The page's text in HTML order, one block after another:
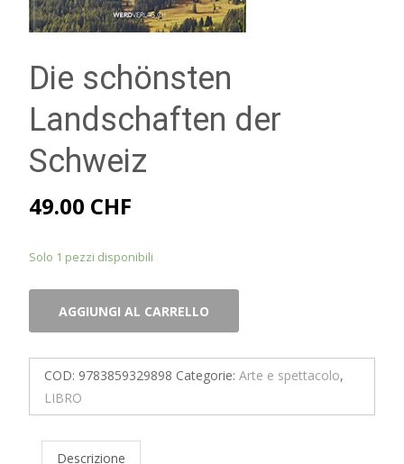
Die schönsten
Landschaften der
Schweiz
49.00 CHF
Solo 1 pezzi disponibili
schönsten
Schweiz
quantità
AGGIUNGI AL CARRELLO
COD: 9783859329898 Categorie: Arte e spettacolo,
LIBRO
Descrizione